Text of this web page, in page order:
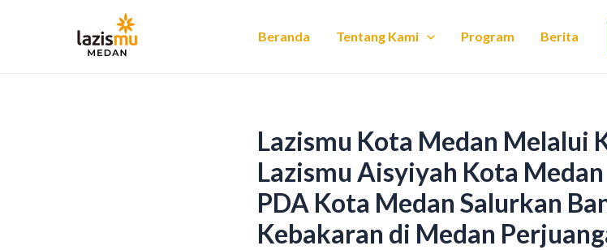
Beranda Tentang Kami Program Berita
Lazismu Kota Medan Melalui
Lazismu Aisyiyah Kota Medan
PDA Kota Medan Salurkan
Kebakaran di Medan
navigation